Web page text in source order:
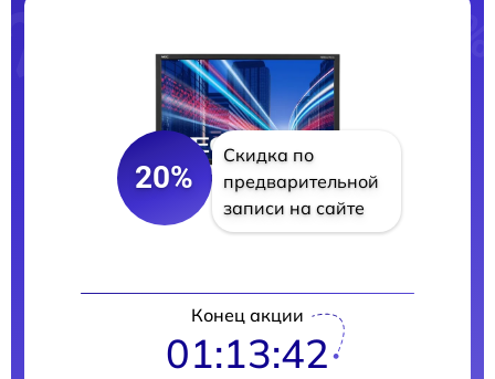
20%
Скидка по
предварительной
записи на сайте
Конец акции
01:13:41